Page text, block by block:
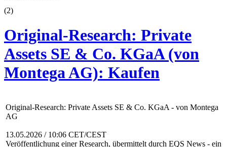
(2)
Original-Research: Private
Assets SE & Co. KGaA (von
Montega AG): Kaufen
Original-Research: Private Assets SE & Co. KGaA - von Montega
AG
13.05.2026 / 10:06 CET/CEST
Veröffentlichung einer Research, übermittelt durch EQS News - ein